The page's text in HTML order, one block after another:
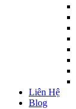
Liên Hệ
Blog